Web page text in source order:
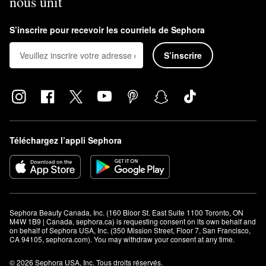
pour obtenir des avantages supplémentaires.
S’inscrire pour recevoir les courriels de Sephora
S’inscrire
Téléchargez l’appli Sephora
Sephora Beauty Canada, Inc. (160 Bloor St. East Suite 1100 Toronto, ON
M4W 1B9 | Canada, sephora.ca) is requesting consent on its own behalf and
on behalf of Sephora USA, Inc. (350 Mission Street, Floor 7, San Francisco,
CA 94105, sephora.com). You may withdraw your consent at any time.
© 2026 Sephora USA, Inc. Tous droits réservés.